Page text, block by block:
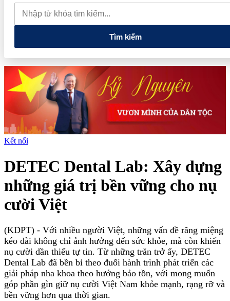
muốn mở rộng hợp tác công nghệ cao tại Đồng Nai
Từ hệ sinh
thái tài chính đến tham vọng năng lượng: T&T Group đang tạo
"đòn bẩy vốn" như thế nào?
Tìm kiếm
Kết nối
DETEC Dental Lab: Xây dựng
những giá trị bền vững cho nụ
cười Việt
(KDPT) - Với nhiều người Việt, những vấn đề răng miệng
kéo dài không chỉ ảnh hưởng đến sức khỏe, mà còn khiến
nụ cười dần thiếu tự tin. Từ những trăn trở ấy, DETEC
Dental Lab đã bền bỉ theo đuổi hành trình phát triển các
giải pháp nha khoa theo hướng bảo tồn, với mong muốn
góp phần gìn giữ nụ cười Việt Nam khỏe mạnh, rạng rỡ và
bền vững hơn qua thời gian.